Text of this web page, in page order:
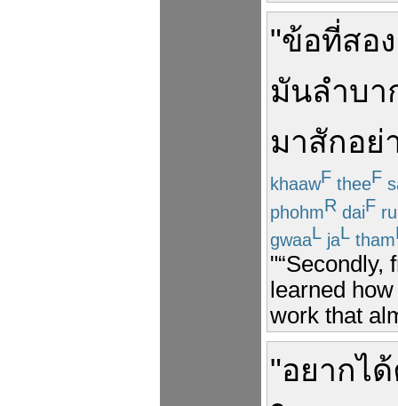
"ข้อที่สอง
มันลำบา
มาสักอย่
khaawF theeF
phohmR daiF
gwaaL jaL tham
"“Secondly,
learned
work that
"อยากได้